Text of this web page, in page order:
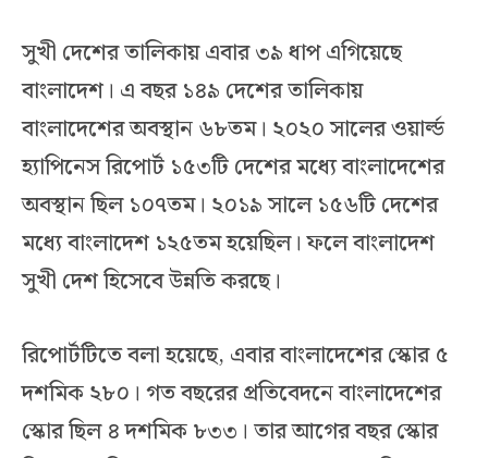
সুখী দেশের তালিকায় এবার ৩৯ ধাপ এগিয়েছে
বাংলাদেশ। এ বছর ১৪৯ দেশের তালিকায়
বাংলাদেশের অবস্থান ৬৮তম। ২০২০ সালের ওয়ার্ল্ড
হ্যাপিনেস রিপোর্ট ১৫৩টি দেশের মধ্যে বাংলাদেশের
অবস্থান ছিল ১০৭তম। ২০১৯ সালে ১৫৬টি দেশের
মধ্যে বাংলাদেশ ১২৫তম হয়েছিল। ফলে বাংলাদেশ
সুখী দেশ হিসেবে উন্নতি করছে।
রিপোর্টটিতে বলা হয়েছে, এবার বাংলাদেশের স্কোর ৫
দশমিক ২৮০। গত বছরের প্রতিবেদনে বাংলাদেশের
স্কোর ছিল ৪ দশমিক ৮৩৩। তার আগের বছর স্কোর